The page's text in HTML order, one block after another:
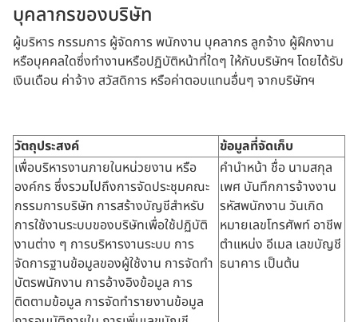
บุคลากรของบริษัท
ผู้บริหาร กรรมการ ผู้จัดการ พนักงาน บุคลากร ลูกจ้าง ผู้ฝึกงาน
หรือบุคคลใดซึ่งทำงานหรือปฏิบัติหน้าที่ใดๆ ให้กับบริษัทฯ โดยได้รับ
เงินเดือน ค่าจ้าง สวัสดิการ หรือค่าตอบแทนอื่นๆ จากบริษัทฯ
วัตถุประสงค์
ข้อมูลที่จัดเก็บ
เพื่อบริหารงานภายในหน่วยงาน หรือ
องค์กร ซึ่งรวมไปถึงการจัดประชุมคณะ
กรรมการบริษัท การสร้างบัญชีสำหรับ
การใช้งานระบบของบริษัทเพื่อใช้ปฏิบัติ
งานต่าง ๆ การบริหารงานระบบ การ
จัดการฐานข้อมูลของผู้ใช้งาน การจัดทำ
บัตรพนักงาน การอ้างอิงข้อมูล การ
ติดตามข้อมูล การจัดทำรายงานข้อมูล
คำนำหน้า ชื่อ นามสกุล
เพศ บันทึกการจ้างงาน
รหัสพนักงาน วันเกิด
หมายเลขโทรศัพท์ อาชีพ
ตำแหน่ง อีเมล เลขบัญชี
ธนาคาร เป็นต้น